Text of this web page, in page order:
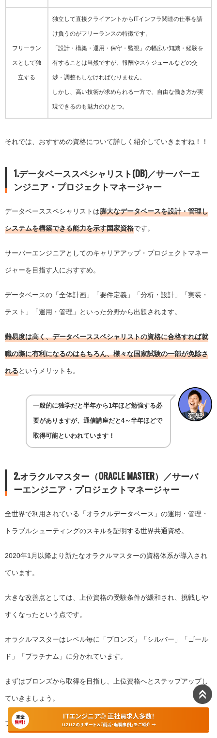
フリーラン
スとして独
立する
独立して直接クライアントからITインフラ関連の仕事を請
け負うのがフリーランスの特徴です。
「設計・構築・運用・保守・監視」の幅広い知識・経験を
有することは当然ですが、報酬やスケジュールなどの交
渉・調整もしなければなりません。
しかし、高い技術が求められる一方で、自由な働き方が実
現できるのも魅力のひとつ。
それでは、おすすめの資格について詳しく紹介していきますね！！
1.データベーススペシャリスト(DB)／サーバーエ
ンジニア・プロジェクトマネージャー
データベーススペシャリストは膨大なデータベースを設計・管理し
システムを構築できる能力を示す国家資格です。
サーバーエンジニアとしてのキャリアアップ・プロジェクトマネー
ジャーを目指す人におすすめ。
データベースの「全体計画」「要件定義」「分析・設計」「実装・
テスト」「運用・管理」といった分野から出題されます。
難易度は高く、データベーススペシャリストの資格に合格すれば就
職の際に有利になるのはもちろん、様々な国家試験の一部が免除さ
れるというメリットも。
一般的に独学だと半年から1年ほど勉強する必
要がありますが、通信講座だと4～半年ほどで
取得可能といわれています！
2.オラクルマスター（ORACLE MASTER）／サーバ
ーエンジニア・プロジェクトマネージャー
全世界で利用されている「オラクルデータベース」の運用・管理・
トラブルシューティングのスキルを証明する世界共通資格。
2020年1月以降より新たなオラクルマスターの資格体系が導入され
ています。
大きな改善点としては、上位資格の受験条件が緩和され、挑戦しや
すくなったという点です。
オラクルマスターはレベル毎に「ブロンズ」「シルバー」「ゴール
ド」「プラチナム」に分かれています。
まずはブロンズから取得を目指し、上位資格へとステップアップし
ていきましょう。
ブロンズの出題範囲は以下の通りです。
完全
無料！
ITエンジニア◎ 正社員求人多数！
UZUZのサポート＆『就活・転職事例』をご紹介 →